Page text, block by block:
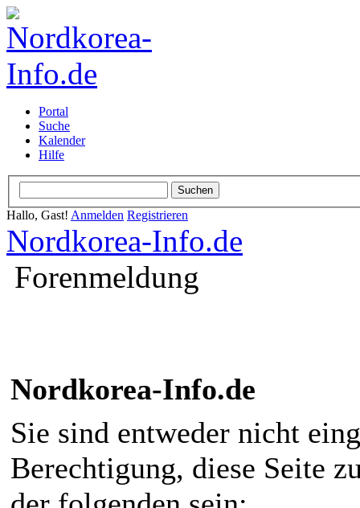
Portal
Suche
Kalender
Hilfe
Hallo, Gast! Anmelden Registrieren
Nordkorea-Info.de
Forenmeldung
Nordkorea-Info.de
Sie sind entweder nicht
Berechtigung, diese Seite